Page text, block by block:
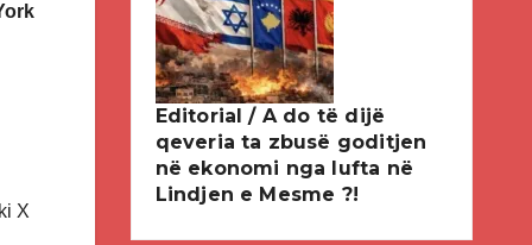
X
Editorial / A do të dijë
qeveria ta zbusë goditjen
në ekonomi nga lufta në
Lindjen e Mesme ?!